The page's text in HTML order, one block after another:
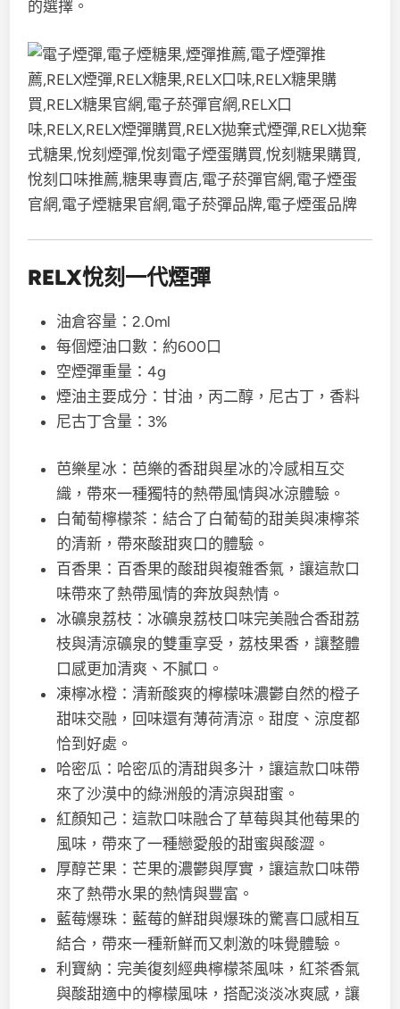
的選擇。
RELX悅刻一代煙彈
油倉容量：2.0ml
每個煙油口數：約600口
空煙彈重量：4g
煙油主要成分：甘油，丙二醇，尼古丁，香料
尼古丁含量：3%
芭樂星冰：芭樂的香甜與星冰的冷感相互交
織，帶來一種獨特的熱帶風情與冰涼體驗。
白葡萄檸檬茶：結合了白葡萄的甜美與凍檸茶
的清新，帶來酸甜爽口的體驗。
百香果：百香果的酸甜與複雜香氣，讓這款口
味帶來了熱帶風情的奔放與熱情。
冰礦泉荔枝：冰礦泉荔枝口味完美融合香甜荔
枝與清涼礦泉的雙重享受，荔枝果香，讓整體
口感更加清爽、不膩口。
凍檸冰橙：清新酸爽的檸檬味濃鬱自然的橙子
甜味交融，回味還有薄荷清涼。甜度、涼度都
恰到好處。
哈密瓜：哈密瓜的清甜與多汁，讓這款口味帶
來了沙漠中的綠洲般的清涼與甜蜜。
紅顏知己：這款口味融合了草莓與其他莓果的
風味，帶來了一種戀愛般的甜蜜與酸澀。
厚醇芒果：芒果的濃鬱與厚實，讓這款口味帶
來了熱帶水果的熱情與豐富。
藍莓爆珠：藍莓的鮮甜與爆珠的驚喜口感相互
結合，帶來一種新鮮而又刺激的味覺體驗。
利寶納：完美復刻經典檸檬茶風味，紅茶香氣
與酸甜適中的檸檬風味，搭配淡淡冰爽感，讓